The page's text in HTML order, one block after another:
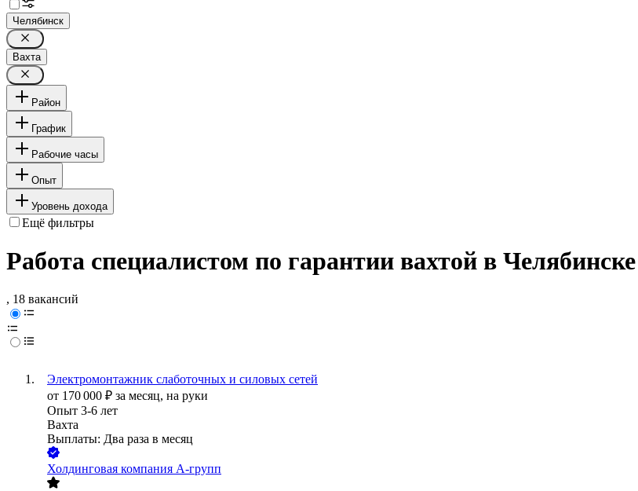
Челябинск
Вахта
Район
График
Рабочие часы
Опыт
Уровень дохода
Ещё фильтры
Работа специалистом по гарантии вахтой в Челябинске
, 18 вакансий
Электромонтажник слаботочных и силовых сетей
от 170 000 ₽ за месяц, на руки
Опыт 3-6 лет
Вахта
Выплаты: Два раза в месяц
Холдинговая компания А-групп